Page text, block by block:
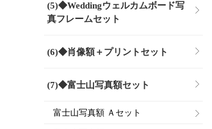
(5)◆Weddingウェルカムボード写
真フレームセット
(6)◆肖像額＋プリントセット
(7)◆富士山写真額セット
富士山写真額 Ａセット